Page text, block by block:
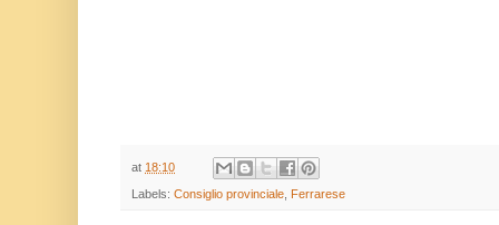
at 18:10
Labels: Consiglio provinciale Ferrarese